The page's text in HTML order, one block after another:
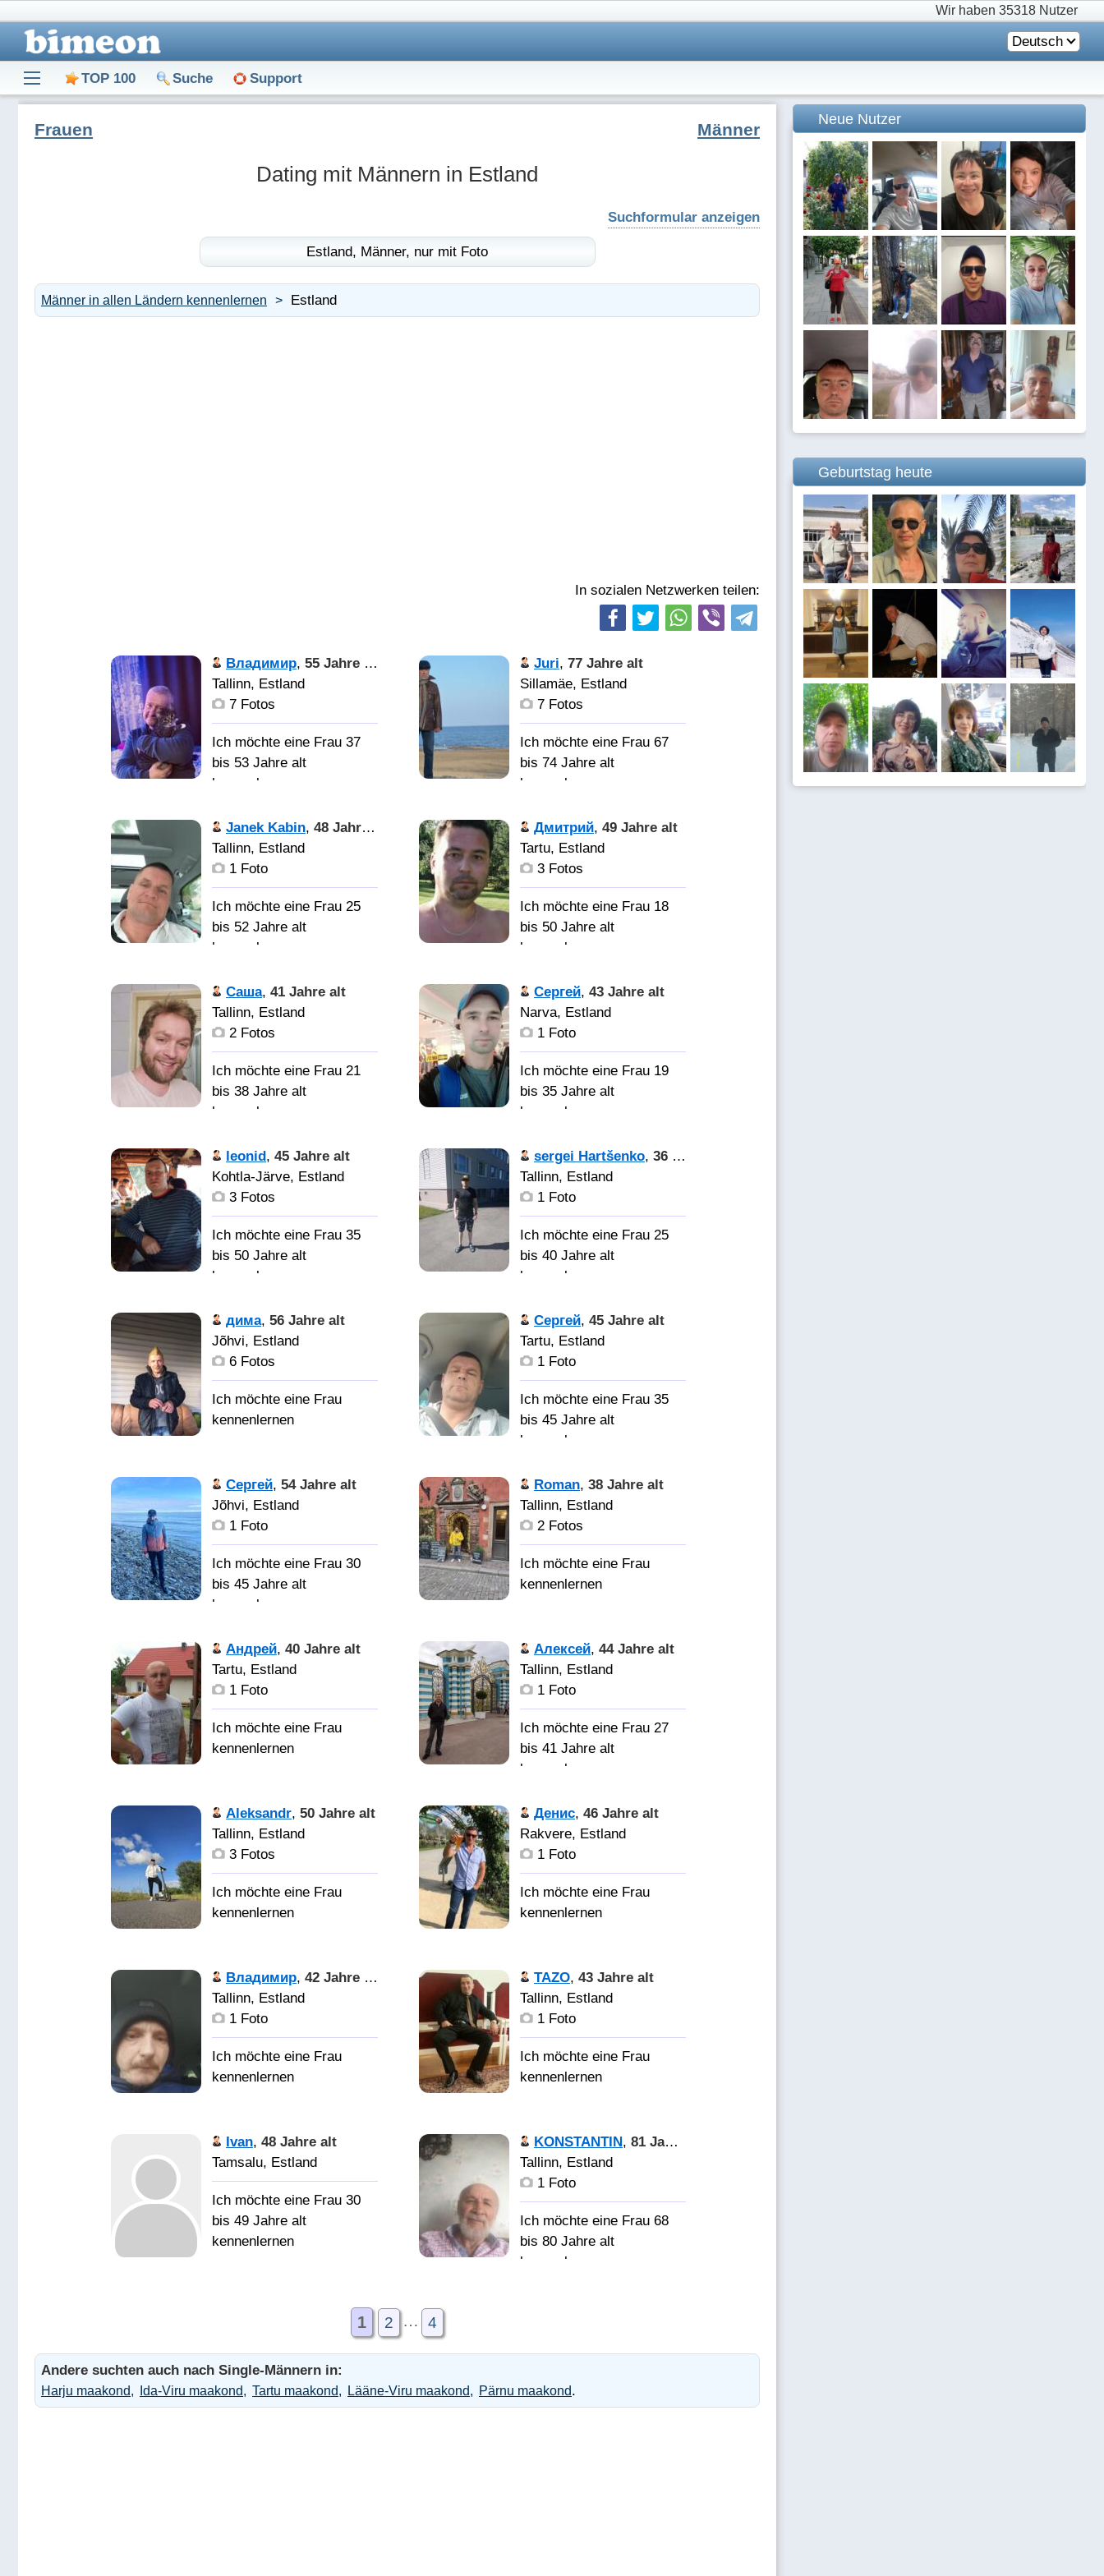
Wir haben 35318 Nutzer
Deutsch
TOP 100 Suche Support
Dating mit Männern in Estland
Frauen Männer
Suchformular anzeigen
Estland, Männer, nur mit Foto
Männer in allen Ländern kennenlernen Estland
In sozialen Netzwerken teilen:
Владимир, 55 Jahre alt
Tallinn, Estland
7 Fotos
Ich möchte eine Frau 37
bis 53 Jahre alt
kennenlernen
Очень добрый
человек. Умею слышать
людей. Ласковый и
чувством юмора.
Остальное при
знакомстве.
найти свою половинку. 6
лет ищу. Вижу только
Juri, 77 Jahre alt
Sillamäe, Estland
7 Fotos
Ich möchte eine Frau 67
bis 74 Jahre alt
kennenlernen
Общение,
путешествия и экскурсии
по Эстонии, природа,
бассейн, танцы. вечера
отдыха.
найти женщину чтобы
создать свой микромир
где двое я и она
Janek Kabin, 48 Jahre alt
Tallinn, Estland
1 Foto
Ich möchte eine Frau 25
bis 52 Jahre alt
kennenlernen
Tutvub
naisega, eks edasi näeb
mis meist saab
Дмитрий, 49 Jahre alt
Tartu, Estland
3 Fotos
Ich möchte eine Frau 18
bis 50 Jahre alt
kennenlernen
Свою
единственную!
Саша, 41 Jahre alt
Tallinn, Estland
2 Fotos
Ich möchte eine Frau 21
bis 38 Jahre alt
kennenlernen
: )
человечка)))
Сергей, 43 Jahre alt
Narva, Estland
1 Foto
Ich möchte eine Frau 19
bis 35 Jahre alt
kennenlernen
Веселую со многими
интересными взглядами
создать семью!
leonid, 45 Jahre alt
Kohtla-Järve, Estland
3 Fotos
Ich möchte eine Frau 35
bis 50 Jahre alt
kennenlernen
ищу женщину
для встреч и
дальнейших отношений
женщину
sergei Hartšenko, 36 Jahre alt
Tallinn, Estland
1 Foto
Ich möchte eine Frau 25
bis 40 Jahre alt
kennenlernen
poznakomljus devuwkoj
дима, 56 Jahre alt
Jõhvi, Estland
6 Fotos
уравновешенный
Сергей, 45 Jahre alt
Tartu, Estland
1 Foto
Ich möchte eine Frau 35
bis 45 Jahre alt
kennenlernen
Сергей, 54 Jahre alt
Jõhvi, Estland
1 Foto
Ich möchte eine Frau 30
bis 45 Jahre alt
kennenlernen
Roman, 38 Jahre alt
Tallinn, Estland
2 Fotos
Андрей, 40 Jahre alt
Tartu, Estland
1 Foto
Алексей, 44 Jahre alt
Tallinn, Estland
1 Foto
Ich möchte eine Frau 27
bis 41 Jahre alt
kennenlernen
Aleksandr, 50 Jahre alt
Tallinn, Estland
3 Fotos
Денис, 46 Jahre alt
Rakvere, Estland
1 Foto
Владимир, 42 Jahre alt
Tallinn, Estland
1 Foto
TAZO, 43 Jahre alt
Tallinn, Estland
1 Foto
Ivan, 48 Jahre alt
Tamsalu, Estland
Ich möchte eine Frau 30
bis 49 Jahre alt
kennenlernen
KONSTANTIN, 81 Jahre alt
Tallinn, Estland
1 Foto
Ich möchte eine Frau 68
bis 80 Jahre alt
kennenlernen
1 2 … 4
Andere suchten auch nach Single-Männern in:
Harju maakond Ida-Viru maakond Tartu maakond Lääne-Viru maakond Pärnu maakond.
Neue Nutzer
Geburtstag heute